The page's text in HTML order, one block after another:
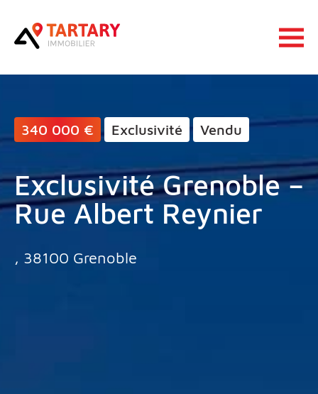
Ouvrir
340 000 € Exclusivité Vendu
Exclusivité Grenoble –
Rue Albert Reynier
, 38100 Grenoble